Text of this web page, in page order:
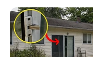
Meilleur
Quarté